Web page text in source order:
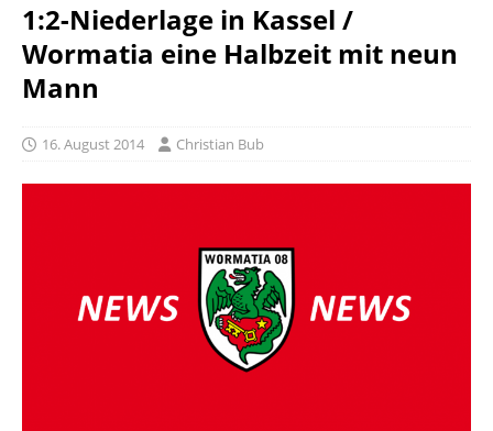
1:2-Niederlage in Kassel /
Wormatia eine Halbzeit mit neun
Mann
16. August 2014 Christian Bub